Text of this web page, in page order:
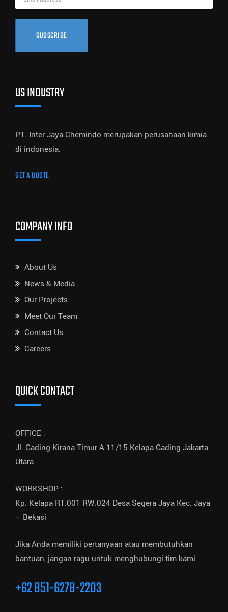
SUBSCRIBE
US INDUSTRY
PT. Inter Jaya Chemindo merupakan perusahaan kimia
di indonesia.
GET A QUOTE
COMPANY INFO
About Us
News & Media
Our Projects
Meet Our Team
Contact Us
Careers
QUICK CONTACT
OFFICE :
Jl. Gading Kirana Timur A.11/15 Kelapa Gading Jakarta
Utara
WORKSHOP :
Kp. Kelapa RT.001 RW.024 Desa Segera Jaya Kec. Jaya
– Bekasi
Jika Anda memiliki pertanyaan atau membutuhkan
bantuan, jangan ragu untuk menghubungi tim kami.
+62 851-6278-2203